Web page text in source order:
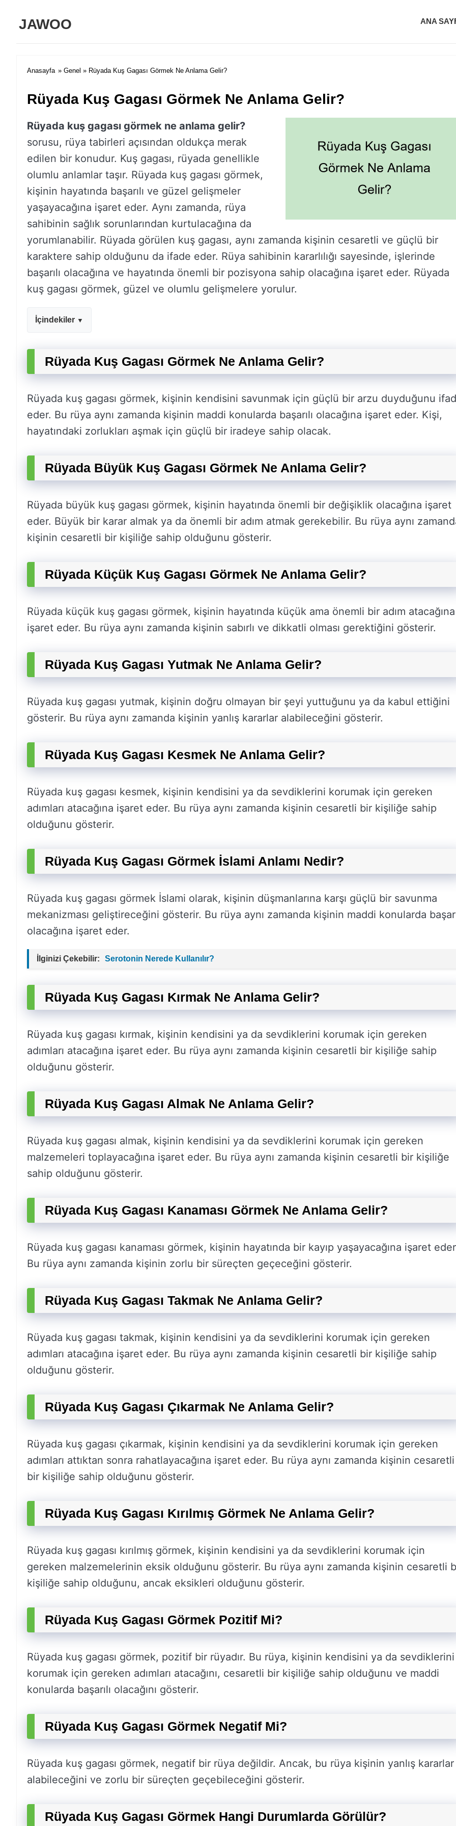
JAWOO ANA
Anasayfa » Genel » Rüyada Kuş Gagası Görmek Ne Anlama Gelir?
Rüyada Kuş Gagası Görmek Ne Anlama Gelir?
Rüyada kuş gagası görmek ne anlama gelir?
sorusu, rüya tabirleri açısından oldukça merak
edilen bir konudur. Kuş gagası, rüyada genellikle
olumlu anlamlar taşır. Rüyada kuş gagası görmek,
kişinin hayatında başarılı ve güzel gelişmeler
yaşayacağına işaret eder. Aynı zamanda, rüya
sahibinin sağlık sorunlarından kurtulacağına da
yorumlanabilir. Rüyada görülen kuş gagası, aynı zamanda kişinin cesaretli ve güçlü bir
karaktere sahip olduğunu da ifade eder. Rüya sahibinin kararlılığı sayesinde, işlerinde
başarılı olacağına ve hayatında önemli bir pozisyona sahip olacağına işaret eder. Rüyada
kuş gagası görmek, güzel ve olumlu gelişmelere yorulur.
İçindekiler
Rüyada Kuş Gagası Görmek Ne Anlama Gelir?
Rüyada kuş gagası görmek, kişinin kendisini savunmak için güçlü bir arzu duyduğunu
eder. Bu rüya aynı zamanda kişinin maddi konularda başarılı olacağına işaret eder. Kişi,
hayatındaki zorlukları aşmak için güçlü bir iradeye sahip olacak.
Rüyada Büyük Kuş Gagası Görmek Ne Anlama Gelir?
Rüyada büyük kuş gagası görmek, kişinin hayatında önemli bir değişiklik olacağına işaret
eder. Büyük bir karar almak ya da önemli bir adım atmak gerekebilir. Bu rüya aynı
kişinin cesaretli bir kişiliğe sahip olduğunu gösterir.
Rüyada Küçük Kuş Gagası Görmek Ne Anlama Gelir?
Rüyada küçük kuş gagası görmek, kişinin hayatında küçük ama önemli bir adım atacağına
işaret eder. Bu rüya aynı zamanda kişinin sabırlı ve dikkatli olması gerektiğini gösterir.
Rüyada Kuş Gagası Yutmak Ne Anlama Gelir?
Rüyada kuş gagası yutmak, kişinin doğru olmayan bir şeyi yuttuğunu ya da kabul ettiğini
gösterir. Bu rüya aynı zamanda kişinin yanlış kararlar alabileceğini gösterir.
Rüyada Kuş Gagası Kesmek Ne Anlama Gelir?
Rüyada kuş gagası kesmek, kişinin kendisini ya da sevdiklerini korumak için gereken
adımları atacağına işaret eder. Bu rüya aynı zamanda kişinin cesaretli bir kişiliğe sahip
olduğunu gösterir.
Rüyada Kuş Gagası Görmek İslami Anlamı Nedir?
Rüyada kuş gagası görmek İslami olarak, kişinin düşmanlarına karşı güçlü bir savunma
mekanizması geliştireceğini gösterir. Bu rüya aynı zamanda kişinin maddi konularda
olacağına işaret eder.
İlginizi Çekebilir: Serotonin Nerede Kullanılır?
Rüyada Kuş Gagası Kırmak Ne Anlama Gelir?
Rüyada kuş gagası kırmak, kişinin kendisini ya da sevdiklerini korumak için gereken
adımları atacağına işaret eder. Bu rüya aynı zamanda kişinin cesaretli bir kişiliğe sahip
olduğunu gösterir.
Rüyada Kuş Gagası Almak Ne Anlama Gelir?
Rüyada kuş gagası almak, kişinin kendisini ya da sevdiklerini korumak için gereken
malzemeleri toplayacağına işaret eder. Bu rüya aynı zamanda kişinin cesaretli bir kişiliğe
sahip olduğunu gösterir.
Rüyada Kuş Gagası Kanaması Görmek Ne Anlama Gelir?
Rüyada kuş gagası kanaması görmek, kişinin hayatında bir kayıp yaşayacağına işaret
Bu rüya aynı zamanda kişinin zorlu bir süreçten geçeceğini gösterir.
Rüyada Kuş Gagası Takmak Ne Anlama Gelir?
Rüyada kuş gagası takmak, kişinin kendisini ya da sevdiklerini korumak için gereken
adımları atacağına işaret eder. Bu rüya aynı zamanda kişinin cesaretli bir kişiliğe sahip
olduğunu gösterir.
Rüyada Kuş Gagası Çıkarmak Ne Anlama Gelir?
Rüyada kuş gagası çıkarmak, kişinin kendisini ya da sevdiklerini korumak için gereken
adımları attıktan sonra rahatlayacağına işaret eder. Bu rüya aynı zamanda kişinin cesaretli
bir kişiliğe sahip olduğunu gösterir.
Rüyada Kuş Gagası Kırılmış Görmek Ne Anlama Gelir?
Rüyada kuş gagası kırılmış görmek, kişinin kendisini ya da sevdiklerini korumak için
gereken malzemelerinin eksik olduğunu gösterir. Bu rüya aynı zamanda kişinin cesaretli
kişiliğe sahip olduğunu, ancak eksikleri olduğunu gösterir.
Rüyada Kuş Gagası Görmek Pozitif Mi?
Rüyada kuş gagası görmek, pozitif bir rüyadır. Bu rüya, kişinin kendisini ya da sevdiklerini
korumak için gereken adımları atacağını, cesaretli bir kişiliğe sahip olduğunu ve maddi
konularda başarılı olacağını gösterir.
Rüyada Kuş Gagası Görmek Negatif Mi?
Rüyada kuş gagası görmek, negatif bir rüya değildir. Ancak, bu rüya kişinin yanlış kararlar
alabileceğini ve zorlu bir süreçten geçebileceğini gösterir.
Rüyada Kuş Gagası Görmek Hangi Durumlarda Görülür?